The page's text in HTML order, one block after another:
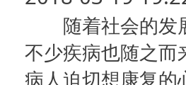
随着社会的发展
不少疾病也随之而
病人迫切想康复的